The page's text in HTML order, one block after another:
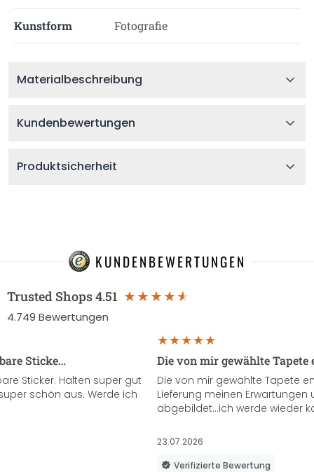
Kunstform Fotografie
Materialbeschreibung
Kundenbewertungen
Produktsicherheit
KUNDENBEWERTUNGEN
Trusted Shops4.51
4.749 Bewertungen
Sticke…
Sticker. Halten super gut
schön aus. Werde ich
Die von mir gewählte
Die von mir gewählte Tapete
Lieferung meinen Erwartungen
abgebildet...ich werde wieder
23.07.2026
Verifizierte Bewertung